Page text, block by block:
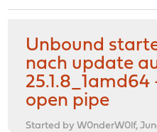
Unbound
nach update
open pipe
Started by W0nderW0lf,